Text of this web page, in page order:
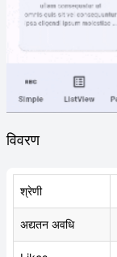
विवरण
श्रेणी
अद्यतन अवधि